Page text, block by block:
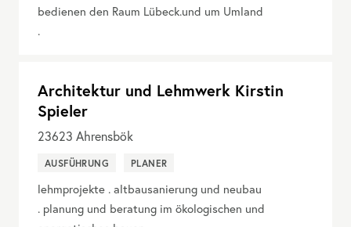
bedienen den Raum Lübeck.und um Umland
.
Architektur und Lehmwerk Kirstin
Spieler
23623 Ahrensbök
AUSFÜHRUNG PLANER
lehmprojekte . altbausanierung und neubau
. planung und beratung im ökologischen und